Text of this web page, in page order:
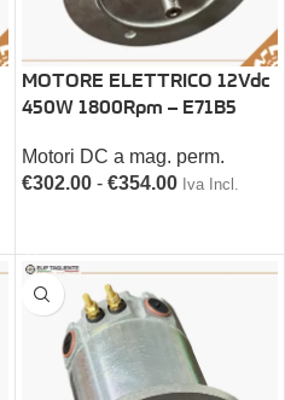
MOTORE ELETTRICO 12Vdc
450W 1800Rpm – E71B5
Motori DC a mag. perm.
€302.00 - €354.00 Iva Incl.